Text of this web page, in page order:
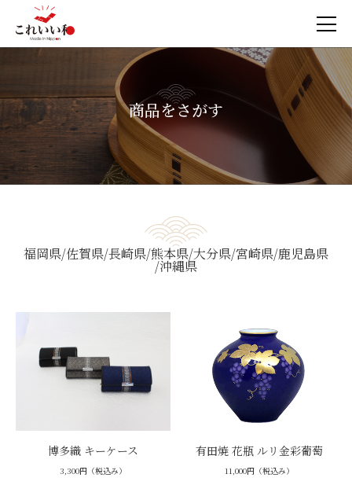
商品をさがす
福岡県 佐賀県 長崎県 熊本県 大分県 宮崎県 鹿児島県
沖縄県
博多織 キーケース
3,300円（税込み）
有田焼 花瓶 ルリ金彩葡萄
11,000円（税込み）